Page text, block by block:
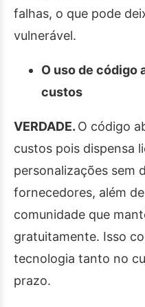
falhas, o que pode
vulnerável.
O uso de código
custos
VERDADE. O código
custos pois dispensa
personalizações sem
fornecedores, além
comunidade que
gratuitamente. Isso
tecnologia tanto no
prazo.